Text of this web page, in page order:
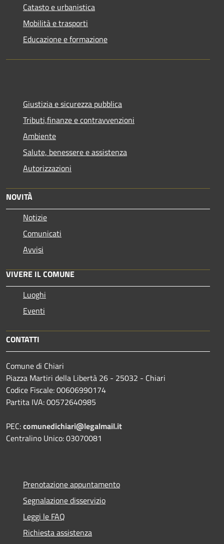
Catasto e urbanistica
Mobilità e trasporti
Educazione e formazione
Giustizia e sicurezza pubblica
Tributi,finanze e contravvenzioni
Ambiente
Salute, benessere e assistenza
Autorizzazioni
NOVITÀ
Notizie
Comunicati
Avvisi
VIVERE IL COMUNE
Luoghi
Eventi
CONTATTI
Comune di Chiari
Piazza Martiri della Libertà 26 - 25032 - Chiari
Codice Fiscale: 00606990174
Partita IVA: 00572640985
PEC:comunedichiari@legalmail.it
Centralino Unico: 03070081
Prenotazione appuntamento
Segnalazione disservizio
Leggi le FAQ
Richiesta assistenza